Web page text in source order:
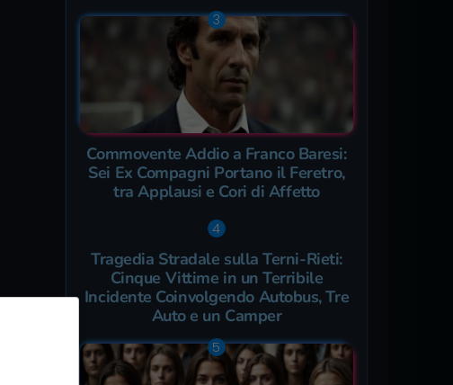
Commovente Addio a Franco Baresi:
Sei Ex Compagni Portano il Feretro,
tra Applausi e Cori di Affetto
Tragedia Stradale sulla Terni-Rieti:
Cinque Vittime in un Terribile
Incidente Coinvolgendo Autobus, Tre
Auto e un Camper